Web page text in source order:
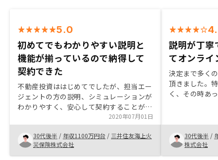
5.0
初めてでもわかりやすい説明と
機能が揃っているので納得して
契約できた
不動産投資ははじめてでしたが、担当エー
ジェントの方の説明、シミュレーションが
わかりやすく、安心して契約することがで
2020年07月01日
30代後半 / 年収1100万円台 / 三井住友海上火
災保険株式会社
説明が丁寧
てオンライ
決定まで多く
頂きました。
く、その時あ
なく契約まで
ンでできたと
た。ありがと
なら業務手続
30代後半 /
株式会社